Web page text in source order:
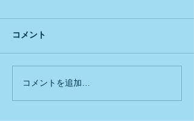
コメント
コメントを追加…